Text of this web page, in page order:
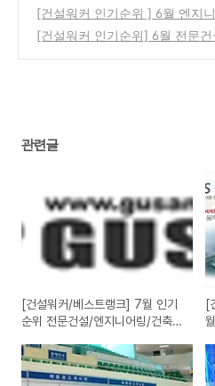
체 순위
(0)
[건설워커 인기순위 ] 6월 엔지
리업체 순위
(0)
[건설워커 인기순위] 6월 전문건
관련글
[건설워커/베스트랭크] 7월 인기
순위 전문건설/엔지니어링/건축설
[